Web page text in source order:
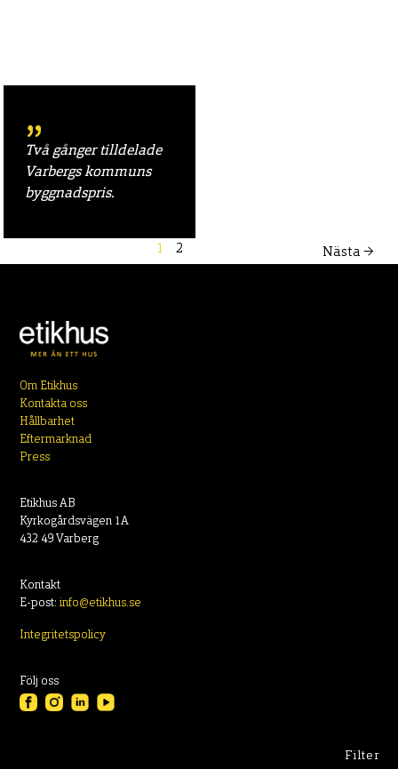
Filter
Alla
Två gånger tilldelade
Varbergs kommuns
byggnadspris.
1 2 Nästa →
Om Etikhus
Kontakta oss
Hållbarhet
Eftermarknad
Press
Etikhus AB
Kyrkogårdsvägen 1A
432 49 Varberg
Kontakt
E-post:info@etikhus.se
Integritetspolicy
Följ oss